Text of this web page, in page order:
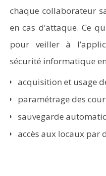
chaque collaborateur
en cas d’attaque. Ce
pour veiller à
sécurité informatique
acquisition et usage
paramétrage des
sauvegarde
accès aux locaux par